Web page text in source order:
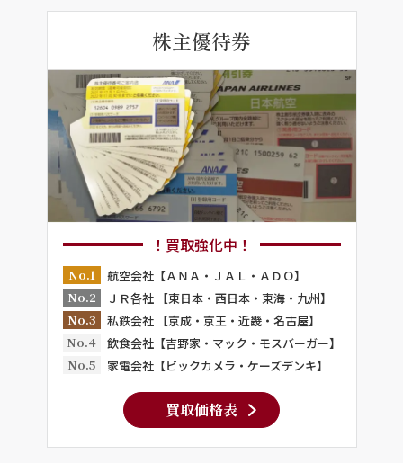
株主優待券
！買取強化中！
No.1
航空会社【ＡＮＡ・ＪＡＬ・ＡＤＯ】
No.2
ＪＲ各社 【東日本・西日本・東海・九州】
No.3
私鉄会社 【京成・京王・近畿・名古屋】
No.4
飲食会社【吉野家・マック・モスバーガー】
No.5
家電会社【ビックカメラ・ケーズデンキ】
買取価格表